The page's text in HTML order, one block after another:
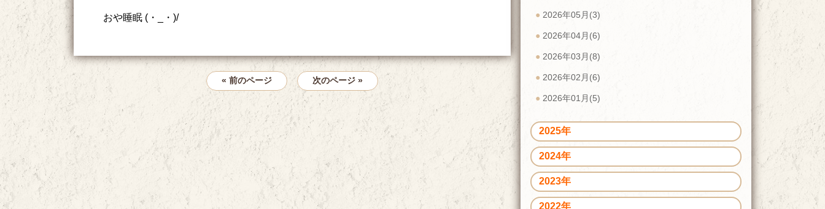
おや睡眠 (・_・)/
« 前のページ 次のページ »
2026年05月(3)
2026年04月(6)
2026年03月(8)
2026年02月(6)
2026年01月(5)
2025年
2024年
2023年
2022年